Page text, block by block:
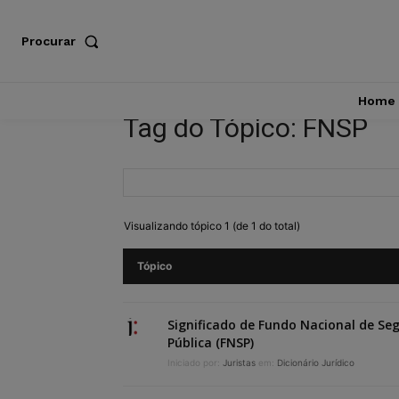
Procurar
Home
Tag do Tópico: FNSP
Visualizando tópico 1 (de 1 do total)
Tópico
Significado de Fundo Nacional de
Pública (FNSP)
Iniciado por: Juristas em: Dicionário Jurídico